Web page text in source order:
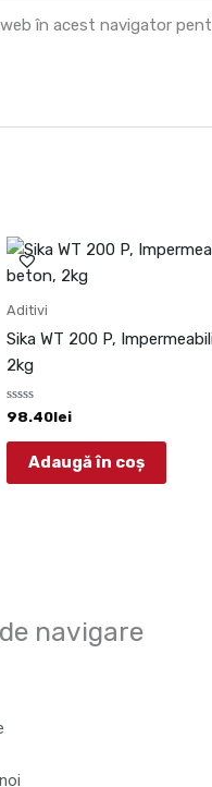
în acest navigator
Aditivi
Sika WT 200 P,
2kg
Evaluat
la
0
98.40lei
Adaugă în coș
navigare